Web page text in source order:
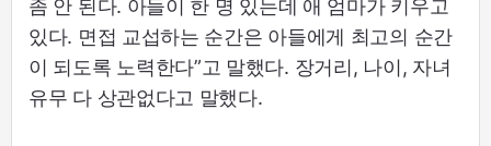
좀 안 된다. 아들이 한 명 있는데 애 엄마가 키우고
있다. 면접 교섭하는 순간은 아들에게 최고의 순간
이 되도록 노력한다”고 말했다. 장거리, 나이, 자녀
유무 다 상관없다고 말했다.